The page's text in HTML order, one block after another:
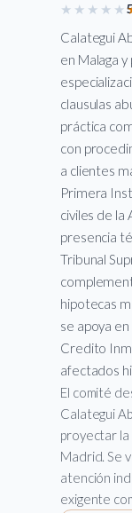
★★★★★
Calategui
en Malaga
clausulas
práctica
con
a clientes
Primera
civiles de la
presencia
Tribunal
hipotecas
se apoya
Credito
afectados
El comité
Calategui
proyectar la
Madrid. Se
atención
exigente